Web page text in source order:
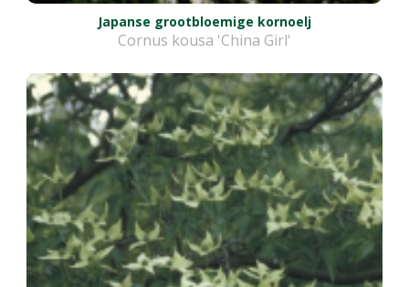
Japanse grootbloemige kornoelj
Cornus kousa 'China Girl'